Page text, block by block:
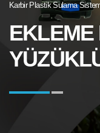
Karbir Plastik Sulama
EKLEME